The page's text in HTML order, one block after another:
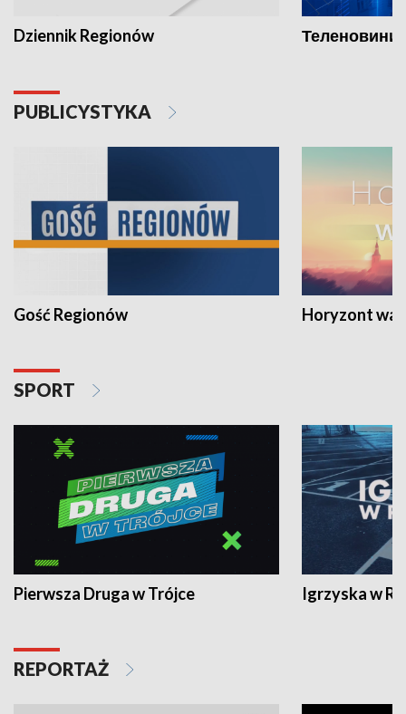
Dziennik Regionów Теленовини
PUBLICYSTYKA
Gość Regionów Horyzont
SPORT
Pierwsza Druga w Trójce Igrzyska w
REPORTAŻ